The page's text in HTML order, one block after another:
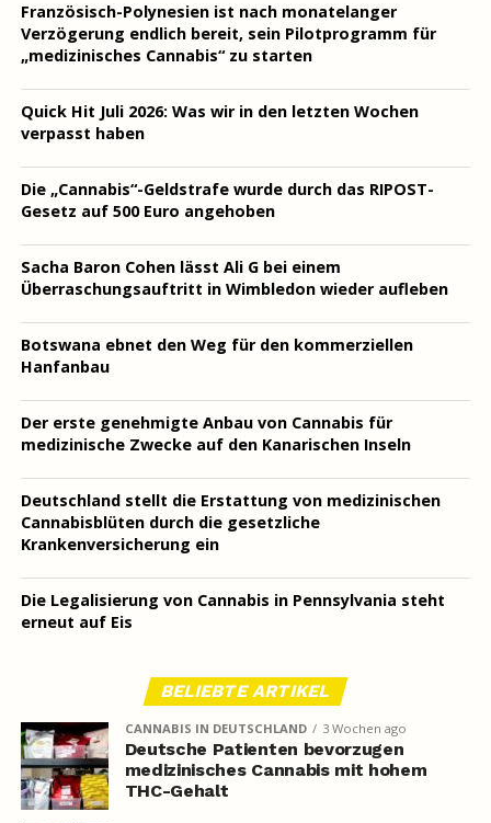
Französisch-Polynesien ist nach monatelanger
Verzögerung endlich bereit, sein Pilotprogramm für
„medizinisches Cannabis“ zu starten
Quick Hit Juli 2026: Was wir in den letzten Wochen
verpasst haben
Die „Cannabis“-Geldstrafe wurde durch das RIPOST-
Gesetz auf 500 Euro angehoben
Sacha Baron Cohen lässt Ali G bei einem
Überraschungsauftritt in Wimbledon wieder aufleben
Botswana ebnet den Weg für den kommerziellen
Hanfanbau
Der erste genehmigte Anbau von Cannabis für
medizinische Zwecke auf den Kanarischen Inseln
Deutschland stellt die Erstattung von medizinischen
Cannabisblüten durch die gesetzliche
Krankenversicherung ein
Die Legalisierung von Cannabis in Pennsylvania steht
erneut auf Eis
BELIEBTE ARTIKEL
CANNABIS IN DEUTSCHLAND 3 Wochen ago
Deutsche Patienten bevorzugen
medizinisches Cannabis mit hohem
THC-Gehalt